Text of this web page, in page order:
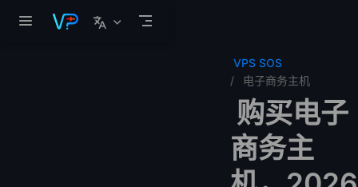
跳至主要內容
VPS SOS
电子商务主机
购买电子
商务主